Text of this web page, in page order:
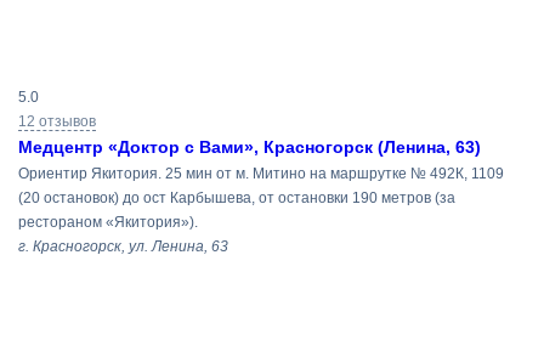
поиска
5.0
12 отзывов
Медцентр «Доктор с Вами», Красногорск (Ленина, 63)
Ориентир Якитория. 25 мин от м. Митино на маршрутке № 492К, 1109
(20 остановок) до ост Карбышева, от остановки 190 метров (за
рестораном «Якитория»).
г. Красногорск, ул. Ленина, 63